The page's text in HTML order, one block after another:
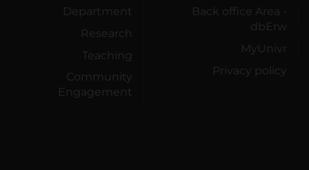
Department
Research
Teaching
Community
Engagement
Back office Area -
dbErw
MyUnivr
Privacy policy